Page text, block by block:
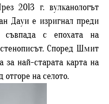
2013 г. вулканологът
Дауи е изригнал преди
съвпада с епохата на
Според Шмит
най-старата карта на
отгоре на селото.